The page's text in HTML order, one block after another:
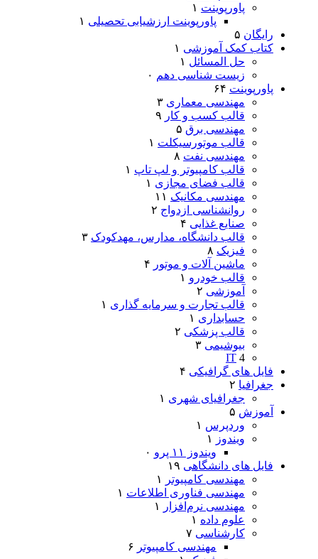
پاورپوینت ۱
پاورپوینت ارزشیابی تحصیلی ۱
رایگان ۵
کتاب کمک آموزشی ۱
حل المسائل ۱
زیست شناسی دهم ۰
پاورپوینت ۶۴
مهندسی معماری ۳
قالب کسب و کار ۹
مهندسی برق ۵
قالب موتورسیکلت ۱
مهندسی نفت ۸
قالب کامپیوتر و لپ تاپ ۱
قالب فضای مجازی ۱
مهندسی مکانیک ۱۱
روانشناسی ازدواج ۲
صنایع غذایی ۴
قالب دانشگاه، مدارس، مهدکودک ۳
فیزیک ۸
ماشین آلات و موتور ۴
قالب خودرو ۱
آموزشی ۲
قالب تجارت و سرمایه گذاری ۱
حسابداری ۱
قالب پزشکی ۲
بیوشیمی ۳
IT 4
فایل های گرافیکی ۴
جغرافیا ۲
جغرافیای شهری ۱
آموزش ۵
وردپرس ۱
ویندوز
۱
ویندوز ۱۱ پرو
۰
فایل های دانشگاهی ۱۹
مهندسی کامپیوتر
۱
مهندسی فناوری اطلاعات ۱
مهندسی نرم‌افزار
۱
علوم داده ۱
کارشناسی ۷
مهندسی کامپیوتر ۶